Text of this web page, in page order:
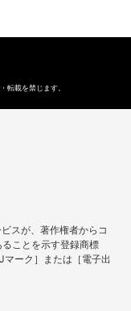
転載を禁じます。
スが、著作権者からコ
ことを示す登録商標
マーク］または［電子出